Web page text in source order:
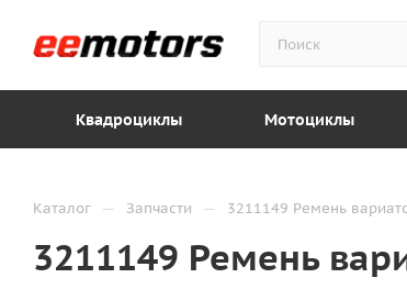
Квадроциклы Мотоциклы
Каталог — Запчасти — 3211149 Ремень
3211149 Ремень